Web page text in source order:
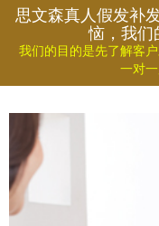
思文森真人假发补
恼，我们
我们的目的是先了解客
一对